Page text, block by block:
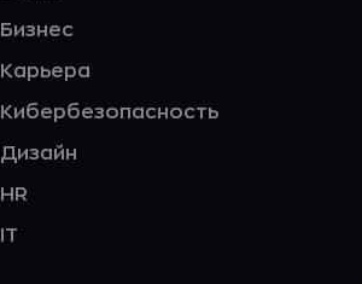
Бизнес
Карьера
Кибербезопасность
Дизайн
HR
IT